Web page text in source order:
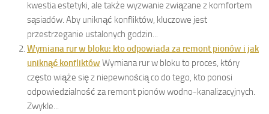
kwestia estetyki, ale także wyzwanie związane z komfortem
sąsiadów. Aby uniknąć konfliktów, kluczowe jest
przestrzeganie ustalonych godzin...
Wymiana rur w bloku: kto odpowiada za remont pionów i jak
uniknąć konfliktów Wymiana rur w bloku to proces, który
często wiąże się z niepewnością co do tego, kto ponosi
odpowiedzialność za remont pionów wodno-kanalizacyjnych.
Zwykle...